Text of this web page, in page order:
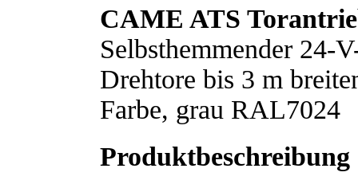
CAME ATS
Selbsthemmender 24-
Drehtore bis 3 m
Farbe, grau RAL7024
Produktbeschreibung